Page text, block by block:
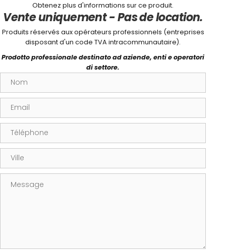
Obtenez plus d'informations sur ce produit.
Vente uniquement - Pas de location.
Produits réservés aux opérateurs professionnels (entreprises
disposant d'un code TVA intracommunautaire).
Prodotto professionale destinato ad aziende, enti e operatori
di settore.
Nom
Email
Téléphone
Ville